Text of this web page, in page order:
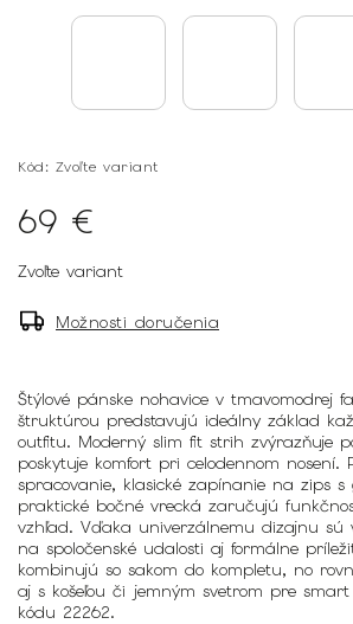
Kód: Zvoľte variant
69 €
Zvoľte variant
Možnosti doručenia
Štýlové pánske nohavice v tmavomodrej
štruktúrou predstavujú ideálny základ
outfitu. Moderný slim fit strih zvýrazňuje
poskytuje komfort pri celodennom nosení.
spracovanie, klasické zapínanie na zips s
praktické bočné vrecká zaručujú
vzhľad. Vďaka univerzálnemu dizajnu sú
na spoločenské udalosti aj formálne
kombinujú so sakom do kompletu, no
aj s košeľou či jemným svetrom pre
kódu 22262.